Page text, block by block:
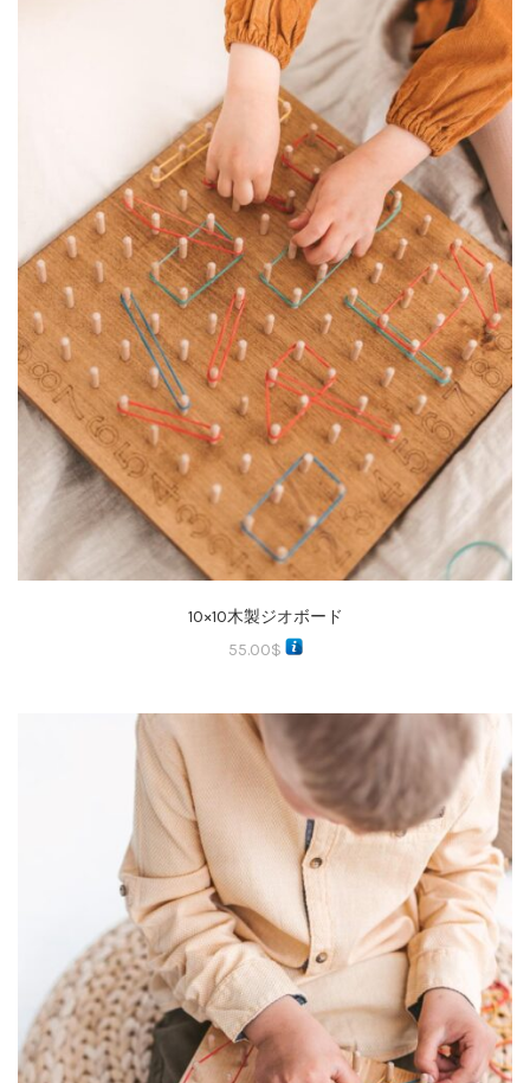
10×10木製ジオボード
55.00$